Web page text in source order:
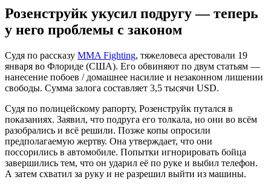
Розенструйк укусил подругу — теперь
у него проблемы с законом
Судя по рассказу MMA Fighting, тяжеловеса арестовали 19
января во Флориде (США). Его обвиняют по двум статьям —
нанесение побоев / домашнее насилие и незаконном лишении
свободы. Сумма залога составляет 3,5 тысячи USD.
Судя по полицейскому рапорту, Розенструйк путался в
показаниях. Заявил, что подруга его толкала, но они во всём
разобрались и всё решили. Позже копы опросили
предполагаемую жертву. Она утверждает, что они
поссорились в автомобиле. Попытки игнорировать бойца
завершились тем, что он ударил её по руке и выбил телефон.
А затем схватил за руку и не разрешил выйти из машины.